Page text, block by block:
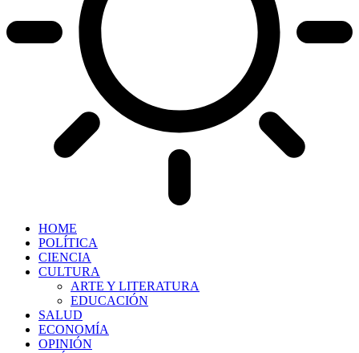
HOME
POLÍTICA
CIENCIA
CULTURA
ARTE Y LITERATURA
EDUCACIÓN
SALUD
ECONOMÍA
OPINIÓN